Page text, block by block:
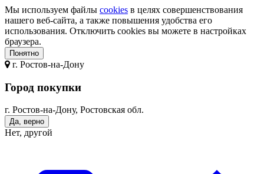
Мы используем файлы cookies в целях совершенствования
нашего веб-сайта, а также повышения удобства его
использования. Отключить cookies вы можете в настройках
браузера.
Понятно
г. Ростов-на-Дону
Город покупки
г. Ростов-на-Дону, Ростовская обл.
Да, верно
Нет, другой